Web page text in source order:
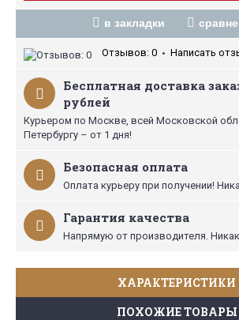
в закладки
Отзывов: 0 • Написать
Бесплатная доставка
рублей
Курьером по Москве, всей Московской
Петербургу – от 1 дня!
Безопасная оплата
Оплата курьеру при получении!
Гарантия качества
Напрямую от производителя.
ХАРАКТЕРИСТИКИ
ПОХОЖИЕ ТОВАРЫ